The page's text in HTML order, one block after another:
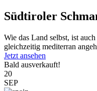
Südtiroler
Wie das Land selbst, ist
gleichzeitig mediterran
Jetzt ansehen
Bald ausverkauft!
20
SEP